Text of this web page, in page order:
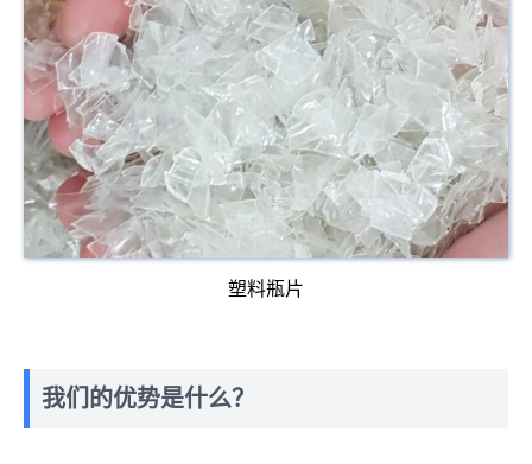
塑料瓶片
我们的优势是什么？